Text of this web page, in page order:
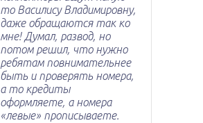
то Василису Владимировну,
даже обращаются так ко
мне! Думал, развод, но
потом решил, что нужно
ребятам повнимательнее
быть и проверять номера,
а то кредиты
оформляете, а номера
«левые» прописываете.